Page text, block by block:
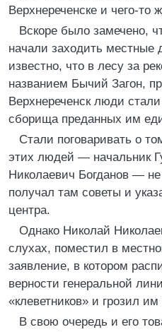
Верхнереченске и чего-то
Вскоре было замечено,
начали заходить местные
известно, что в лесу за
названием Бычий Загон,
Верхнереченск люди
сборища преданных им
Стали поговаривать о
этих людей — начальник
Николаевич Богданов —
получал там советы и
центра.
Однако Николай
слухах, поместил в
заявление, в котором
верности генеральной
«клеветников» и грозил
В свою очередь и его